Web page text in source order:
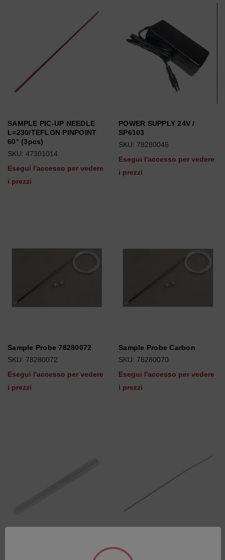
SAMPLE PIC-UP NEEDLE
L=230/TEFLON PINPOINT
60° (3pcs)
SKU: 47301014
Esegui l'accesso per vedere
i prezzi
POWER SUPPLY 24V /
SP6103
SKU: 78280046
Esegui l'accesso per vedere
i prezzi
Sample Probe 78280072
SKU: 78280072
Esegui l'accesso per vedere
i prezzi
Sample Probe Carbon
SKU: 78280070
Esegui l'accesso per vedere
i prezzi
Sampler needle HTA